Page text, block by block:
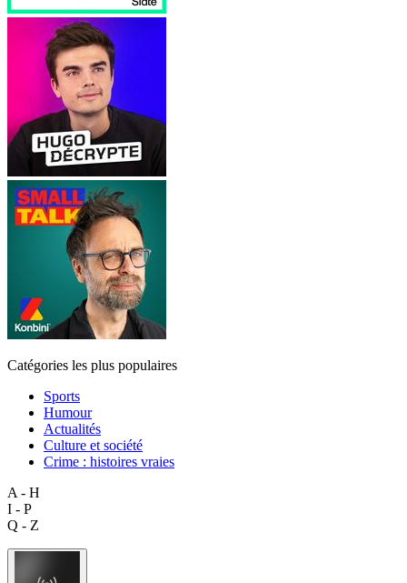
Catégories les plus populaires
Sports
Humour
Actualités
Culture et société
Crime : histoires vraies
A - H
I - P
Q - Z